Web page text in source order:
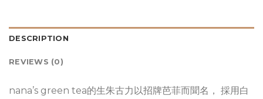
DESCRIPTION
REVIEWS (0)
nana’s green tea的生朱古力以招牌芭菲而聞名， 採用白